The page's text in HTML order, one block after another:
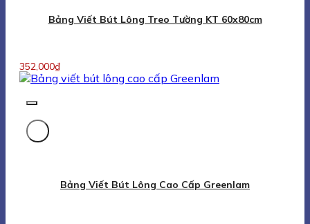
Bảng Viết Bút Lông Treo Tường KT 60x80cm
352,000₫
Bảng Viết Bút Lông Cao Cấp Greenlam